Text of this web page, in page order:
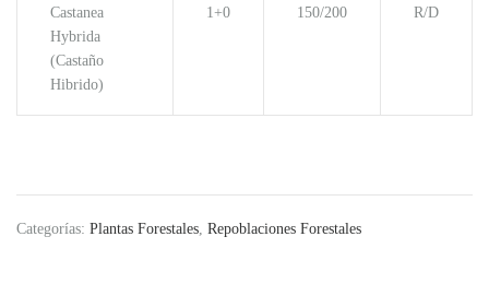
Castanea
Hybrida
(Castaño
Hibrido)
1+0 150/200 R/D
Categorías: Plantas Forestales, Repoblaciones Forestales